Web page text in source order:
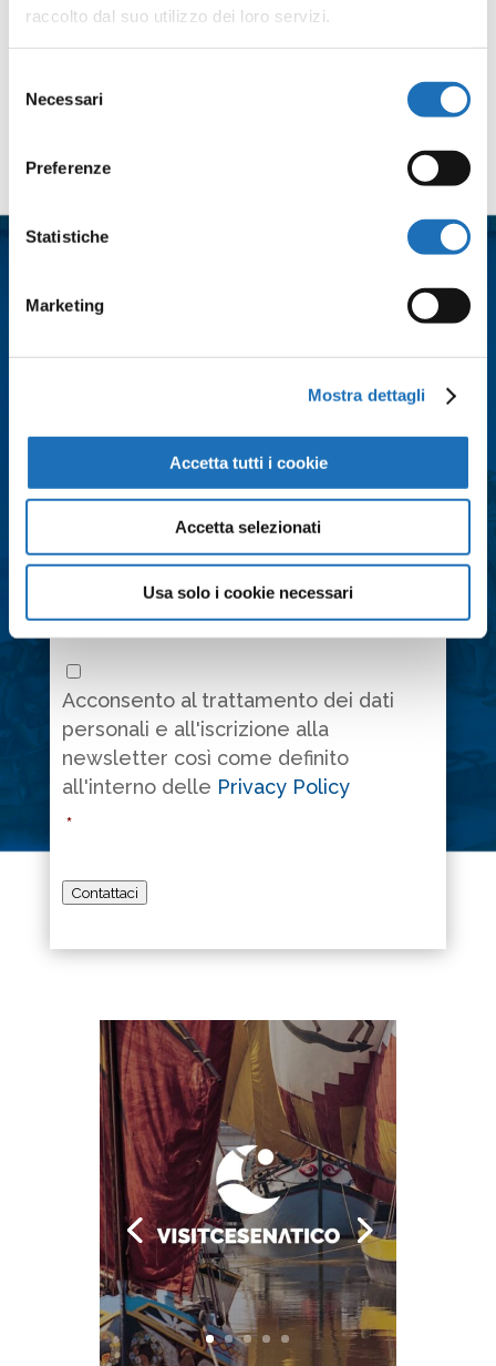
raccolto dal suo utilizzo dei loro servizi.
delNecessari
Preferenze
Statistiche
Marketing
Mostra dettagli
Accetta tutti i cookie
Accetta selezionati
Usa solo i cookie necessari
Contattaci
Cognome
Messaggio *
Consenso
Acconsento al trattamento dei dati
personali e all'iscrizione alla
newsletter così come definito
all'interno delle Privacy Policy
*
Contattaci